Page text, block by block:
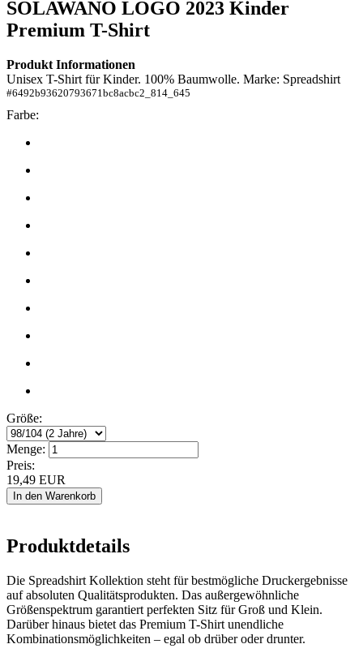
SOLAWANO LOGO 2023 Kinder
Premium T-Shirt
Produkt Informationen
Unisex T-Shirt für Kinder. 100% Baumwolle. Marke: Spreadshirt
#6492b93620793671bc8acbc2_814_645
Farbe:
Größe:
Menge:
Preis:
19,49 EUR
Produktdetails
Die Spreadshirt Kollektion steht für bestmögliche Druckergebnisse
auf absoluten Qualitätsprodukten. Das außergewöhnliche
Größenspektrum garantiert perfekten Sitz für Groß und Klein.
Darüber hinaus bietet das Premium T-Shirt unendliche
Kombinationsmöglichkeiten – egal ob drüber oder drunter.